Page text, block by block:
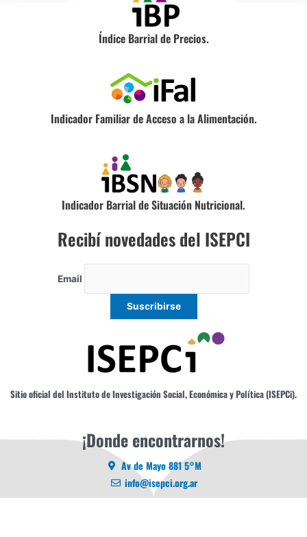
Índice Barrial de Precios.
Indicador Familiar de Acceso a la Alimentación.
Indicador Barrial de Situación Nutricional.
Recibí novedades del ISEPCI
Email
Sitio oficial del Instituto de Investigación Social, Económica y Política (ISEPCi).
¡Donde encontrarnos!
Av de Mayo 881 5°M
info@isepci.org.ar